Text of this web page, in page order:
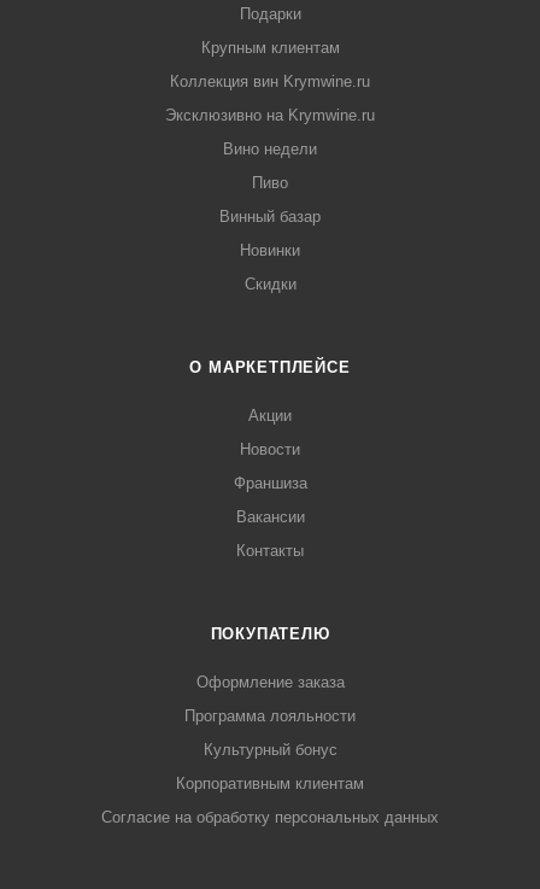
Подарки
Крупным клиентам
Коллекция вин Krymwine.ru
Эксклюзивно на Krymwine.ru
Вино недели
Пиво
Винный базар
Новинки
Скидки
О МАРКЕТПЛЕЙСЕ
Акции
Новости
Франшиза
Вакансии
Контакты
ПОКУПАТЕЛЮ
Оформление заказа
Программа лояльности
Культурный бонус
Корпоративным клиентам
Согласие на обработку персональных данных